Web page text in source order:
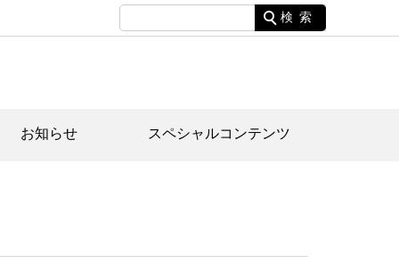
検索
お知らせ スペシャルコンテンツ